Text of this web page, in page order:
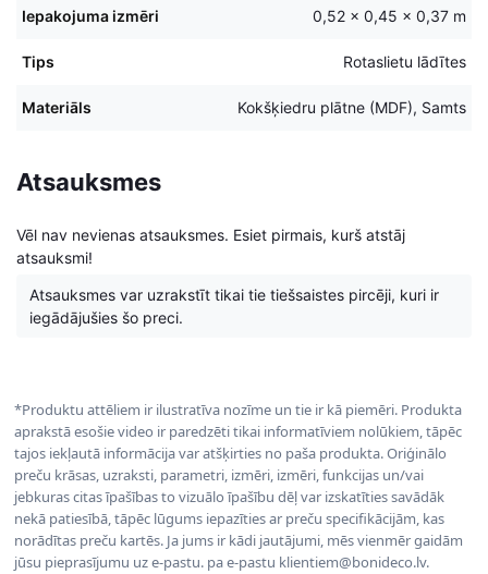
Iepakojuma izmēri 0,52 × 0,45 × 0,37 m
Tips Rotaslietu lādītes
Materiāls Kokšķiedru plātne (MDF), Samts
Atsauksmes
Vēl nav nevienas atsauksmes. Esiet pirmais, kurš atstāj
atsauksmi!
Atsauksmes var uzrakstīt tikai tie tiešsaistes pircēji, kuri ir
iegādājušies šo preci.
*Produktu attēliem ir ilustratīva nozīme un tie ir kā piemēri. Produkta
aprakstā esošie video ir paredzēti tikai informatīviem nolūkiem, tāpēc
tajos iekļautā informācija var atšķirties no paša produkta. Oriģinālo
preču krāsas, uzraksti, parametri, izmēri, izmēri, funkcijas un/vai
jebkuras citas īpašības to vizuālo īpašību dēļ var izskatīties savādāk
nekā patiesībā, tāpēc lūgums iepazīties ar preču specifikācijām, kas
norādītas preču kartēs. Ja jums ir kādi jautājumi, mēs vienmēr gaidām
jūsu pieprasījumu uz e-pastu. pa e-pastu klientiem@bonideco.lv.